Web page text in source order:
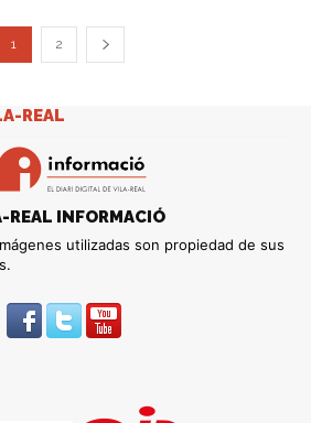
1 2
REAL
REAL INFORMACIÓ
utilizadas son propiedad de sus